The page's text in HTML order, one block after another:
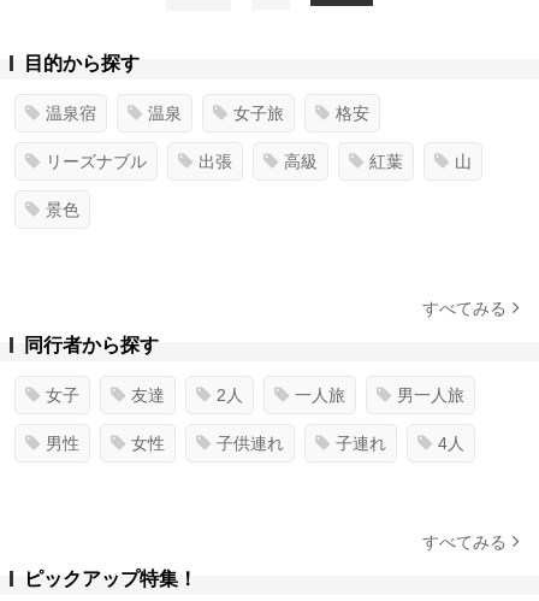
目的から探す
温泉宿 温泉 女子旅 格安
リーズナブル 出張 高級 紅葉 山
景色
すべてみる
同行者から探す
女子 友達 2人 一人旅 男一人旅
男性 女性 子供連れ 子連れ 4人
すべてみる
ピックアップ特集！